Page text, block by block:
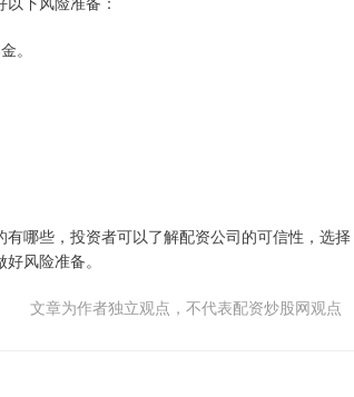
。
哪些，投资者可以了解配资公司的可信性，选择
风险准备。
文章为作者独立观点，不代表配资炒股网观点